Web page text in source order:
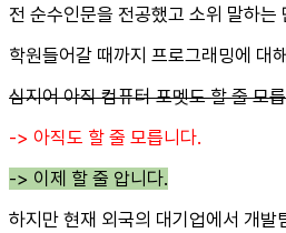
전 순수인문을 전공했고 소위 말하는
학원들어갈 때까지 프로그래밍에 대
심지어 아직 컴퓨터 포멧도 할 줄 모
-> 아직도 할 줄 모릅니다.
-> 이제 할 줄 압니다.
하지만 현재 외국의 대기업에서 개발